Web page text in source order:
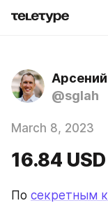
@sglah
March 8, 2023
16.84
По секретным